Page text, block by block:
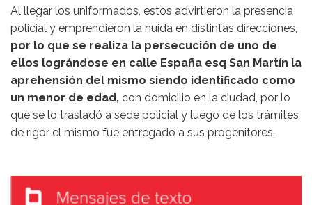
Al llegar los uniformados, estos advirtieron la presencia
policial y emprendieron la huida en distintas direcciones,
por lo que se realiza la persecución de uno de
ellos lográndose en calle España esq San Martín la
aprehensión del mismo siendo identificado como
un menor de edad, con domicilio en la ciudad, por lo
que se lo trasladó a sede policial y luego de los trámites
de rigor el mismo fue entregado a sus progenitores.